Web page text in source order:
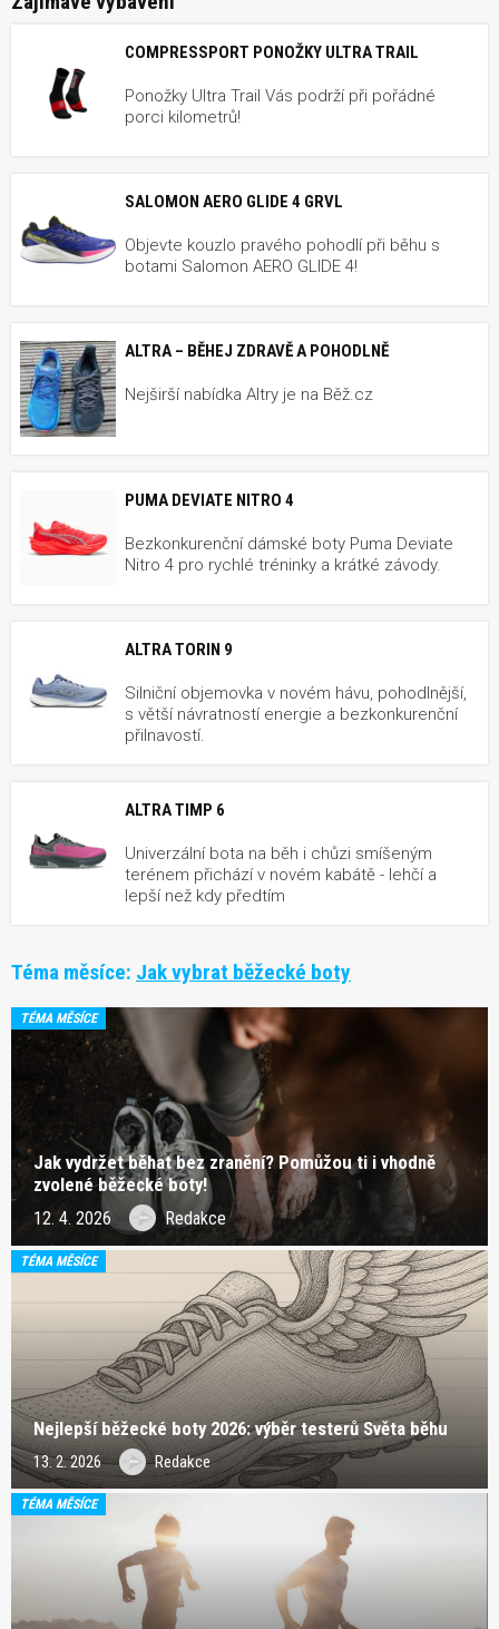
COMPRESSPORT PONOŽKY ULTRA TRAIL
Ponožky Ultra Trail Vás podrží při pořádné
porci kilometrů!
SALOMON AERO GLIDE 4 GRVL
Objevte kouzlo pravého pohodlí při běhu s
botami Salomon AERO GLIDE 4!
ALTRA – BĚHEJ ZDRAVĚ A POHODLNĚ
Nejširší nabídka Altry je na Běž.cz
PUMA DEVIATE NITRO 4
Bezkonkurenční dámské boty Puma Deviate
Nitro 4 pro rychlé tréninky a krátké závody.
ALTRA TORIN 9
Silniční objemovka v novém hávu, pohodlnější,
s větší návratností energie a bezkonkurenční
přilnavostí.
ALTRA TIMP 6
Univerzální bota na běh i chůzi smíšeným
terénem přichází v novém kabátě - lehčí a
lepší než kdy předtím
Téma měsíce: Jak vybrat běžecké boty
TÉMA MĚSÍCE
Jak vydržet běhat bez zranění? Pomůžou ti i vhodně
zvolené běžecké boty!
12. 4. 2026 Redakce
TÉMA MĚSÍCE
Nejlepší běžecké boty 2026: výběr testerů Světa běhu
13. 2. 2026 Redakce
TÉMA MĚSÍCE